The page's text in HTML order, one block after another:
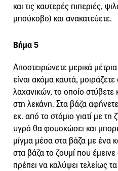
και τις καυτερές πιπεριές,
μπούκοβο) και ανακατεύετε.
Βήμα 5
Αποστειρώνετε μερικά
είναι ακόμα καυτά,
λαχανικών, το οποίο
στη λεκάνη. Στα βάζα
εκ. από το στόμιο γιατί με
υγρό θα φουσκώσει και
μίγμα μέσα στα βάζα με ένα
στα βάζα το ζουμί που
πρέπει να καλύψει τελείως